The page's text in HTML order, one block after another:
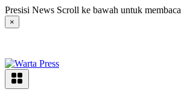
Langsung
ke
konten
Presisi News Scroll ke bawah untuk membaca
×